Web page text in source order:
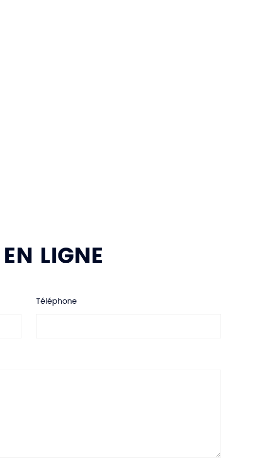
LIGNE
Téléphone